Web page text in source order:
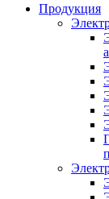
Продукция